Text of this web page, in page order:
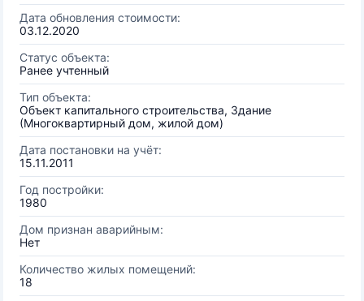
Дата обновления стоимости:
03.12.2020
Статус объекта:
Ранее учтенный
Тип объекта:
Объект капитального строительства, Здание
(Многоквартирный дом, жилой дом)
Дата постановки на учёт:
15.11.2011
Год постройки:
1980
Дом признан аварийным:
Нет
Количество жилых помещений:
18